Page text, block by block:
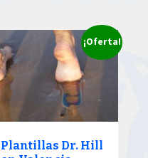
39.00€.
¡Oferta!
Plantillas Dr. Hill